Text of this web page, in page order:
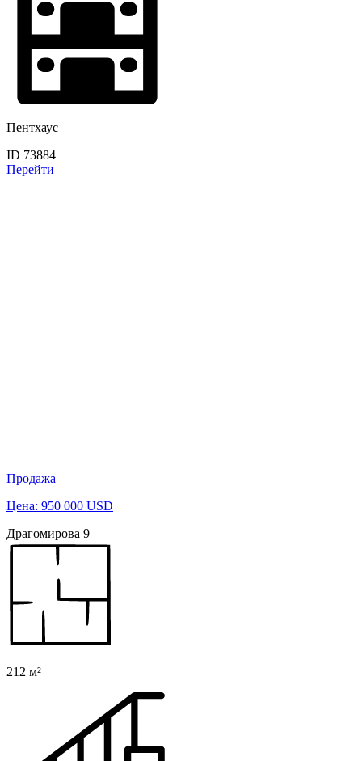
Пентхаус
ID 73884
Перейти
Продажа
Цена: 950 000 USD
Драгомирова 9
212 м²